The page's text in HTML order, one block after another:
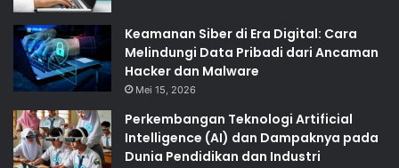
Keamanan Siber di Era Digital: Cara
Melindungi Data Pribadi dari Ancaman
Hacker dan Malware
Mei 15, 2026
Perkembangan Teknologi Artificial
Intelligence (AI) dan Dampaknya pada
Dunia Pendidikan dan Industri